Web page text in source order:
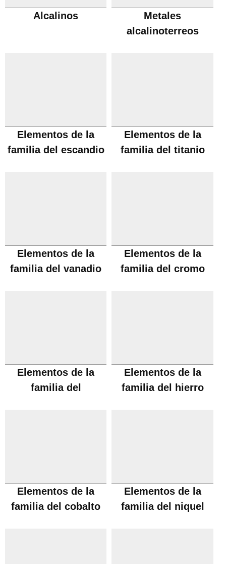
Alcalinos
Metales
alcalinoterreos
Elementos de la
familia del escandio
Elementos de la
familia del titanio
Elementos de la
familia del vanadio
Elementos de la
familia del cromo
Elementos de la
familia del
Elementos de la
familia del hierro
Elementos de la
familia del cobalto
Elementos de la
familia del niquel